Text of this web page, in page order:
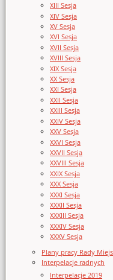
XIII Sesja
XIV Sesja
XV Sesja
XVI Sesja
XVII Sesja
XVIII Sesja
XIX Sesja
XX Sesja
XXI Sesja
XXII Sesja
XXIII Sesja
XXIV Sesja
XXV Sesja
XXVI Sesja
XXVII Sesja
XXVIII Sesja
XXIX Sesja
XXX Sesja
XXXI Sesja
XXXII Sesja
XXXIII Sesja
XXXIV Sesja
XXXV Sesja
Plany pracy Rady
Interpelacje radnych
Interpelacje 2019